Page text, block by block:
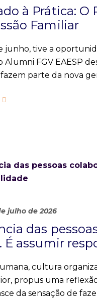
à Prática: O
Familiar
junho, tive a
FGV EAESP
parte da nova
julho de 2026
das
É assumir
cultura
propus uma
da sensação de